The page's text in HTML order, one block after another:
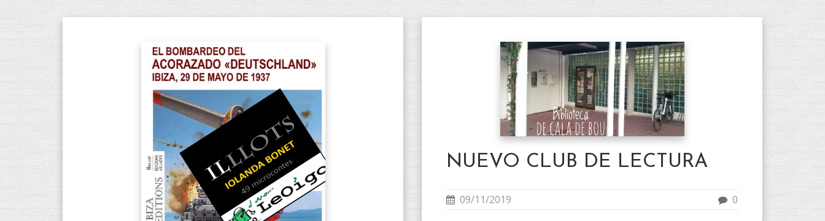
NUEVO CLUB DE LECTURA
09/11/2019 0